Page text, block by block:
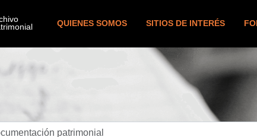
QUIENES SOMOS SITIOS DE INTERÉS